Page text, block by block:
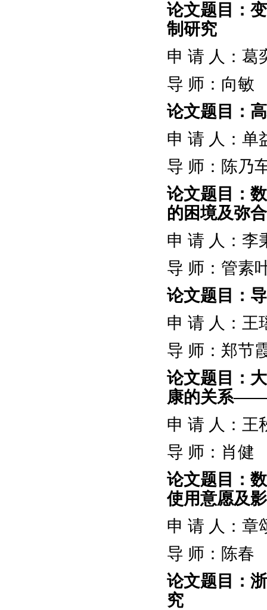
论文题目：
制研究
申 请 人：葛
导 师：向敏
论文题目：
申 请 人：单
导 师：陈乃
论文题目：
的困境及弥
申 请 人：李
导 师：管素
论文题目：
申 请 人：王
导 师：郑节
论文题目：
康的关系——
申 请 人：王
导 师：肖健
论文题目：
使用意愿及
申 请 人：章
导 师：陈春
论文题目：
究